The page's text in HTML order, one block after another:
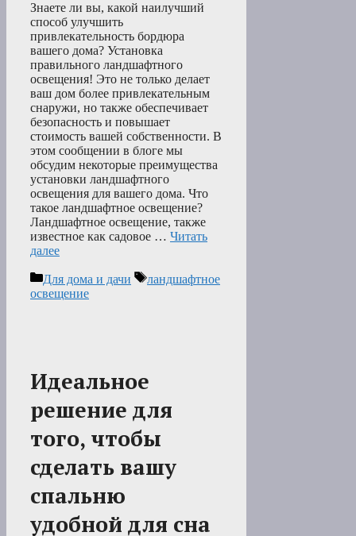
Знаете ли вы, какой наилучший
способ улучшить
привлекательность бордюра
вашего дома? Установка
правильного ландшафтного
освещения! Это не только делает
ваш дом более привлекательным
снаружи, но также обеспечивает
безопасность и повышает
стоимость вашей собственности. В
этом сообщении в блоге мы
обсудим некоторые преимущества
установки ландшафтного
освещения для вашего дома. Что
такое ландшафтное освещение?
Ландшафтное освещение, также
известное как садовое … Читать
далее
Рубрики
Для дома и дачи Метки
ландшафтное
освещение
Идеальное
решение для
того, чтобы
сделать вашу
спальню
удобной для сна